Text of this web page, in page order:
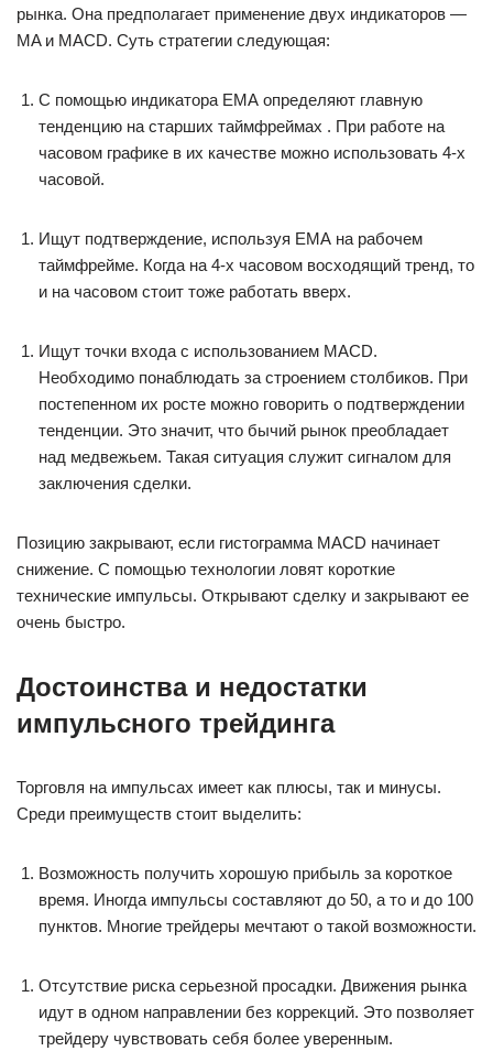
рынка. Она предполагает применение двух индикаторов —
MA и MACD. Суть стратегии следующая:
С помощью индикатора ЕМА определяют главную
тенденцию на старших таймфреймах . При работе на
часовом графике в их качестве можно использовать 4-х
часовой.
Ищут подтверждение, используя ЕМА на рабочем
таймфрейме. Когда на 4-х часовом восходящий тренд, то
и на часовом стоит тоже работать вверх.
Ищут точки входа с использованием МАСD.
Необходимо понаблюдать за строением столбиков. При
постепенном их росте можно говорить о подтверждении
тенденции. Это значит, что бычий рынок преобладает
над медвежьем. Такая ситуация служит сигналом для
заключения сделки.
Позицию закрывают, если гистограмма MACD начинает
снижение. С помощью технологии ловят короткие
технические импульсы. Открывают сделку и закрывают ее
очень быстро.
Достоинства и недостатки
импульсного трейдинга
Торговля на импульсах имеет как плюсы, так и минусы.
Среди преимуществ стоит выделить:
Возможность получить хорошую прибыль за короткое
время. Иногда импульсы составляют до 50, а то и до 100
пунктов. Многие трейдеры мечтают о такой возможности.
Отсутствие риска серьезной просадки. Движения рынка
идут в одном направлении без коррекций. Это позволяет
трейдеру чувствовать себя более уверенным.